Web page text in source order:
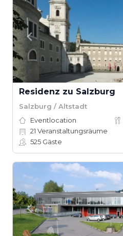
Residenz zu Salzburg
Salzburg / Altstadt
Eventlocation
21 Veranstaltungsräume
525 Gäste